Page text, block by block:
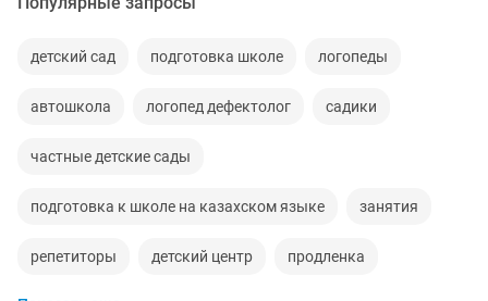
детский сад подготовка школе логопеды
автошкола логопед дефектолог садики
частные детские сады
подготовка к школе на казахском языке занятия
репетиторы детский центр продленка